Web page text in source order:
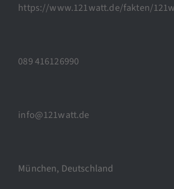
https://www.121watt.de/fakten/
089 416126990
info@121watt.de
München, Deutschland